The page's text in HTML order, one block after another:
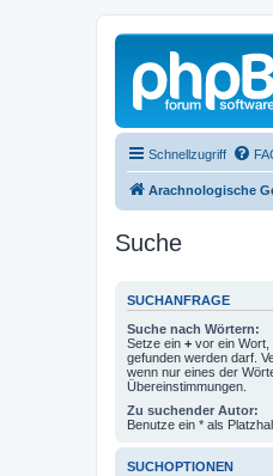
Schnellzugriff
Arachnologische
Suche
SUCHANFRAGE
Suche nach Wörtern:
Setze ein + vor ein Wort,
gefunden werden darf.
wenn nur eines der
Übereinstimmungen.
Zu suchender Autor:
Benutze ein * als
SUCHOPTIONEN